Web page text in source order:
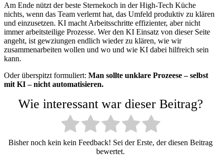
Am Ende nützt der beste Sternekoch in der High-Tech Küche
nichts, wenn das Team verlernt hat, das Umfeld produktiv zu klären
und einzusetzen. KI macht Arbeitsschritte effizienter, aber nicht
immer arbeitsteilige Prozesse. Wer den KI Einsatz von dieser Seite
angeht, ist gewziungen endlich wieder zu klären, wie wir
zusammenarbeiten wollen und wo und wie KI dabei hilfreich sein
kann.
Oder überspitzt formuliert: Man sollte unklare Prozeese – selbst
mit KI – nicht automatisieren.
Wie interessant war dieser Beitrag?
Bisher noch kein kein Feedback! Sei der Erste, der diesen Beitrag
bewertet.